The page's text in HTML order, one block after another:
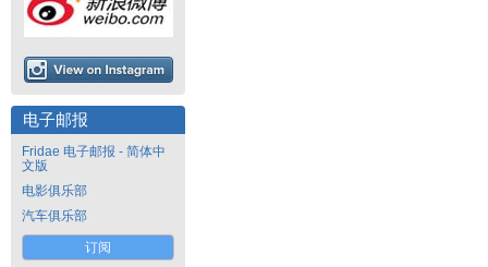
电子邮报
Fridae 电子邮报 - 简体中
文版
电影俱乐部
汽车俱乐部
订阅